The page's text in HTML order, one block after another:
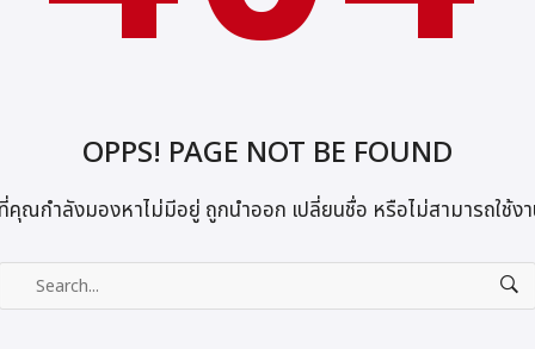
OPPS! PAGE NOT BE FOUND
ณกำลังมองหาไม่มีอยู่ ถูกนำออก เปลี่ยนชื่อ หรือไม่สามารถใช้งา